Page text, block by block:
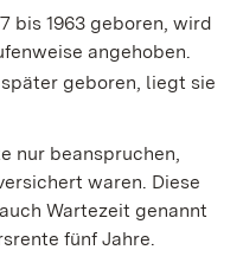
bis 1963 geboren, wird
angehoben.
geboren, liegt sie
nur beanspruchen,
waren. Diese
Wartezeit genannt
fünf Jahre.